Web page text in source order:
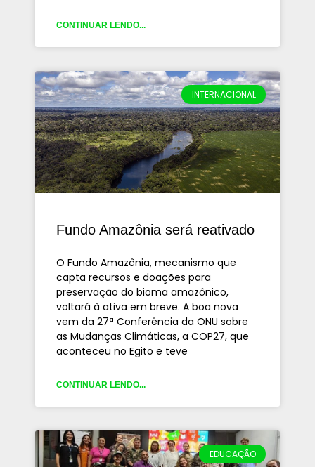
CONTINUAR LENDO...
INTERNACIONAL
Fundo Amazônia será reativado
O Fundo Amazônia, mecanismo que
capta recursos e doações para
preservação do bioma amazônico,
voltará à ativa em breve. A boa nova
vem da 27ª Conferência da ONU sobre
as Mudanças Climáticas, a COP27, que
aconteceu no Egito e teve
CONTINUAR LENDO...
EDUCAÇÃO